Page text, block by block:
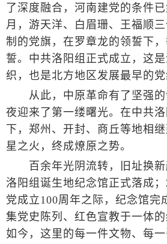
了深度融合，河南建党的条件
月，游天洋、白眉珊、王福顺
制的党旗，在罗章龙的领誓下
誓。中共洛阳组正式成立，这
织，也是北方地区发展最早的党
从此，中原革命有了坚强的
夜迎来了第一缕曙光。在中共
下，郑州、开封、商丘等地相
星之火，终成燎原之势。
百余年光阴流转，旧址换新
洛阳组诞生地纪念馆正式落成
党成立100周年之际，纪念馆完
集党史陈列、红色宣教于一体的
如今，这里的每一件文物、每